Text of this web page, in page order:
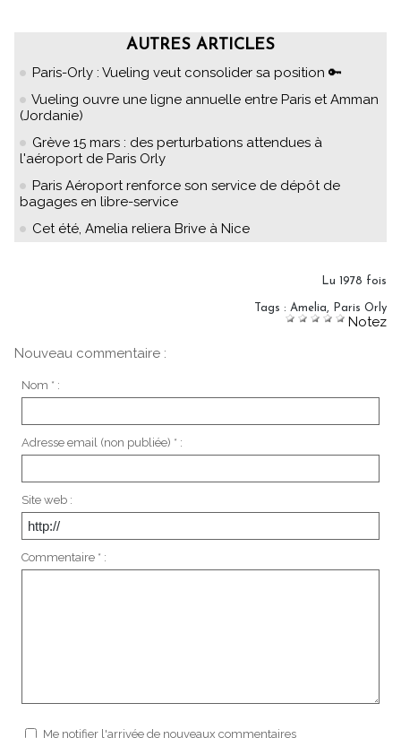
AUTRES ARTICLES
Paris-Orly : Vueling veut consolider sa position 🔑
Vueling ouvre une ligne annuelle entre Paris et Amman
(Jordanie)
Grève 15 mars : des perturbations attendues à
l'aéroport de Paris Orly
Paris Aéroport renforce son service de dépôt de
bagages en libre-service
Cet été, Amelia reliera Brive à Nice
Lu 1978 fois
Tags : Amelia, Paris Orly
Notez
Nouveau commentaire :
Nom * :
Adresse email (non publiée) * :
Site web :
Commentaire * :
Me notifier l'arrivée de nouveaux commentaires